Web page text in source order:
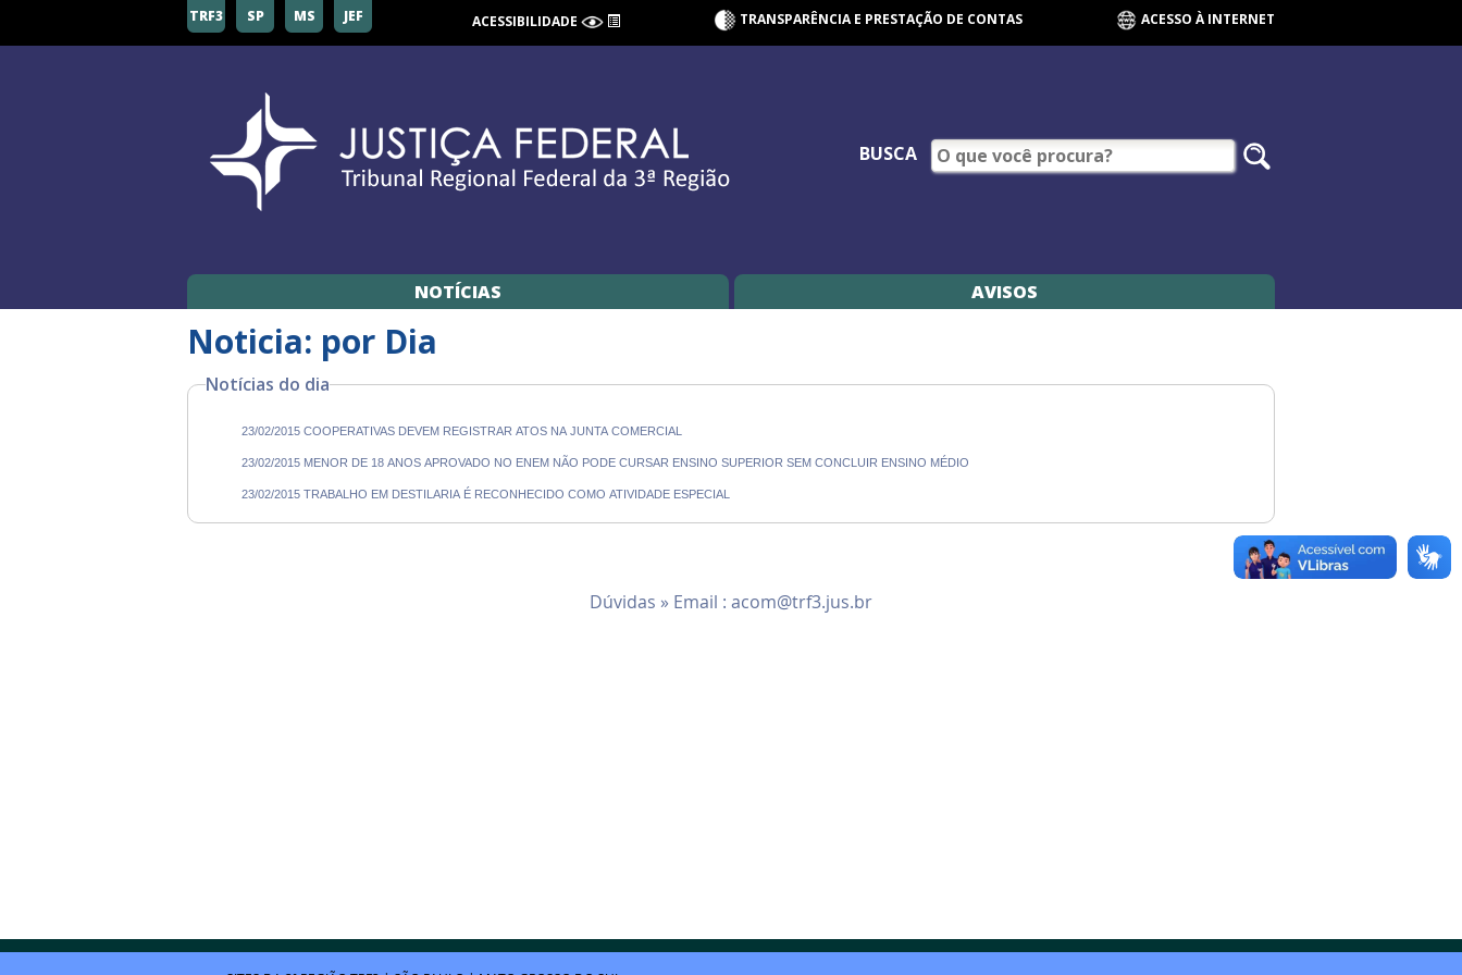
TRF3 SP MS JEF ACESSIBILIDADE TRANSPARÊNCIA E PRESTAÇÃO DE CONTAS ACESSO À INTERNET
BUSCA
NOTÍCIAS AVISOS
Noticia: por Dia
Notícias do dia
23/02/2015 COOPERATIVAS DEVEM REGISTRAR ATOS NA JUNTA COMERCIAL
23/02/2015 MENOR DE 18 ANOS APROVADO NO ENEM NÃO PODE CURSAR ENSINO SUPERIOR SEM CONCLUIR ENSINO MÉDIO
23/02/2015 TRABALHO EM DESTILARIA É RECONHECIDO COMO ATIVIDADE ESPECIAL
Dúvidas » Email : acom@trf3.jus.br